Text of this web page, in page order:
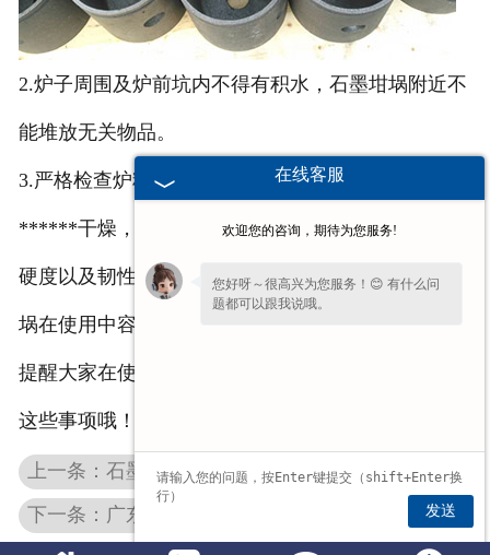
2.炉子周围及炉前坑内不得有积水，石墨坩埚附近不
能堆放无关物品。
3.严格检查炉料有无爆炸品，添加炉料必须要预热并
******干燥，加入石墨坩埚时速度要慢。石墨坩埚的
硬度以及韧性也是我们需要考虑的因素，避免石墨坩
埚在使用中容易发生脆断。
提醒大家在使用石墨坩埚等石墨制品时，一定要注意
这些事项哦！
上一条：石墨制品加工过程中废气如何处理？
下一条：广东石墨制品的各种应用
在线客服
欢迎您的咨询，期待为您服务!
您好呀～很高兴为您服务！😊 有什么问
题都可以跟我说哦。
发送